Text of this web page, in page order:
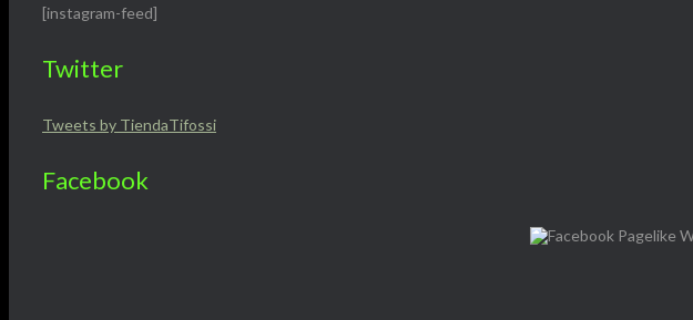
[instagram-feed]
Twitter
Tweets by TiendaTifossi
Facebook